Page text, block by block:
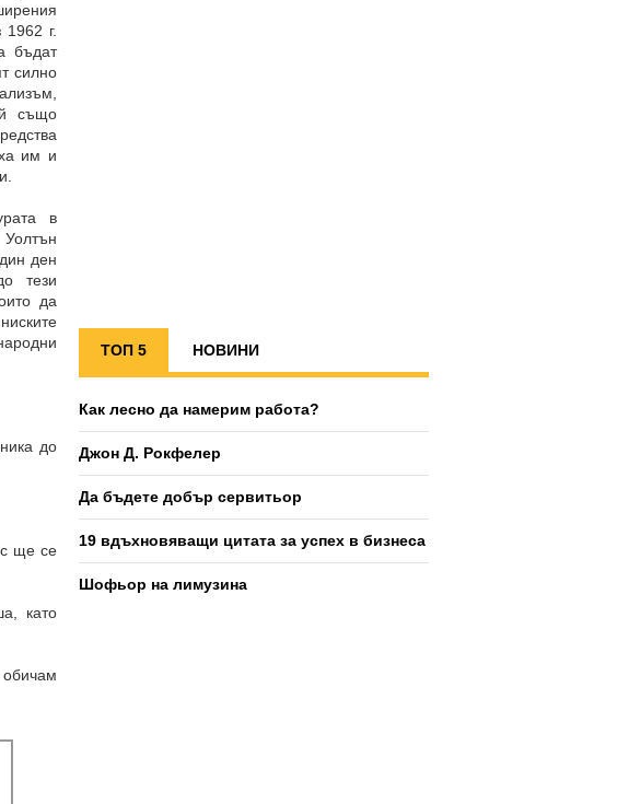
г.
бъдат
силно
също
им и
в
ден
тези
да
до
ще се
като
ТОП 5 НОВИНИ
Как лесно да намерим работа?
Джон Д. Рокфелер
Да бъдете добър сервитьор
19 вдъхновяващи цитата за успех в бизнеса
Шофьор на лимузина